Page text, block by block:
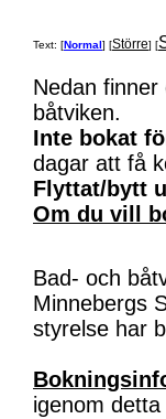
Text: [Normal] [Större] [
Nedan
båtviken.
Inte bokat
dagar att få
Flyttat/bytt
Om du vill
Bad- och
Minnebergs
styrelse har
igenom